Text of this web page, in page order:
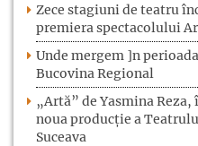
Zece stagiuni de teatru
premiera spectacolului
Unde mergem ]n
Bucovina Regional
„Artă” de Yasmina
noua producție a
Suceava